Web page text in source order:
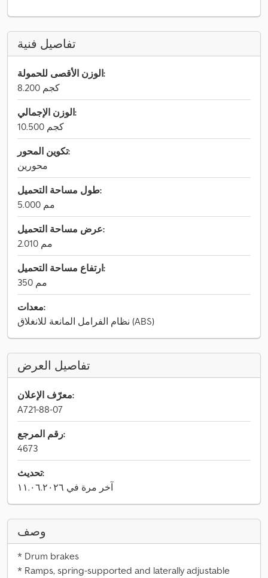
تفاصيل فنية
الوزن الأقصى للحمولة:
8.200 كجم
الوزن الإجمالي:
10.500 كجم
تكوين المحور:
محورين
طول مساحة التحميل:
5.000 مم
عرض مساحة التحميل:
2.010 مم
ارتفاع مساحة التحميل:
350 مم
معدات:
نظام الفرامل المانعة للانغلاق (ABS)
تفاصيل العرض
معرّف الإعلان:
A721-88-07
رقم المرجع:
4673
تحديث:
آخر مرة في ١١.٠٦.٢٠٢٦
وصف
* Drum brakes
* Ramps, spring-supported and laterally adjustable